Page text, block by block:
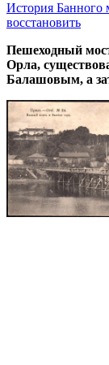
История Банного
восстановить
Пешеходный
Орла,
Балашовым, а